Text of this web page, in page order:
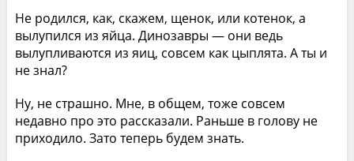
Не родился, как, скажем, щенок, или котенок, а
вылупился из яйца. Динозавры — они ведь
вылупливаются из яиц, совсем как цыплята. А ты и
не знал?
Ну, не страшно. Мне, в общем, тоже совсем
недавно про это рассказали. Раньше в голову не
приходило. Зато теперь будем знать.